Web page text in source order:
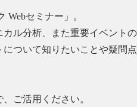
Webセミナー」。
ル分析、また重要イベント
ついて知りたいことや疑問
ご活用ください。